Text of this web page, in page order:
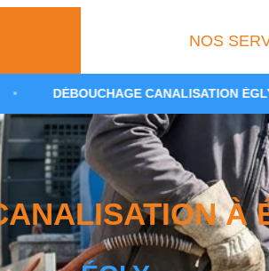
NOS
CANALISATION ÉGLY •
À